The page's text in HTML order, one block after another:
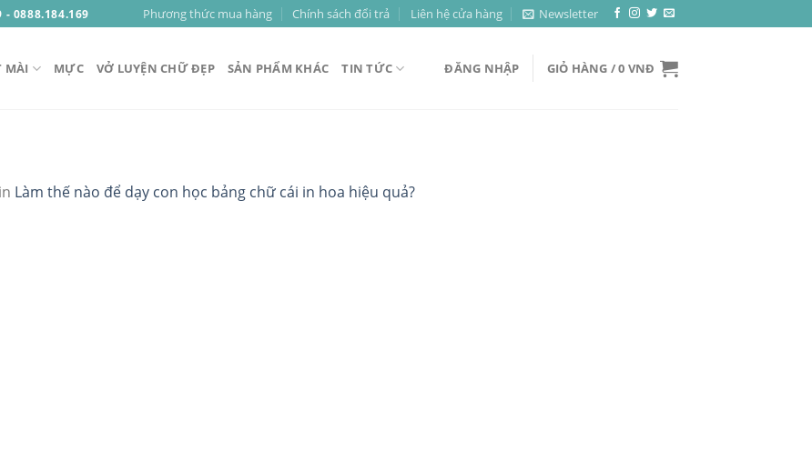
- 0888.184.169 Phương thức mua hàng Chính sách đổi trả Liên hệ cửa hàng Newsletter
MÀI MỰC VỞ LUYỆN CHỮ ĐẸP SẢN PHẨM KHÁC TIN TỨC ĐĂNG NHẬP GIỎ HÀNG /0 VNĐ
in Làm thế nào để dạy con học bảng chữ cái in hoa hiệu quả?